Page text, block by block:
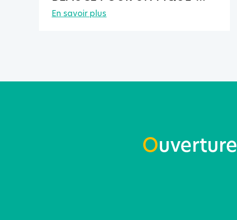
NIQUE INTER-EHPAD !
En savoir plus
Ouverture